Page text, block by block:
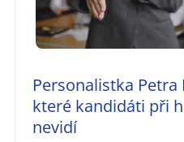
Personalistka Petra
které kandidáti při
nevidí